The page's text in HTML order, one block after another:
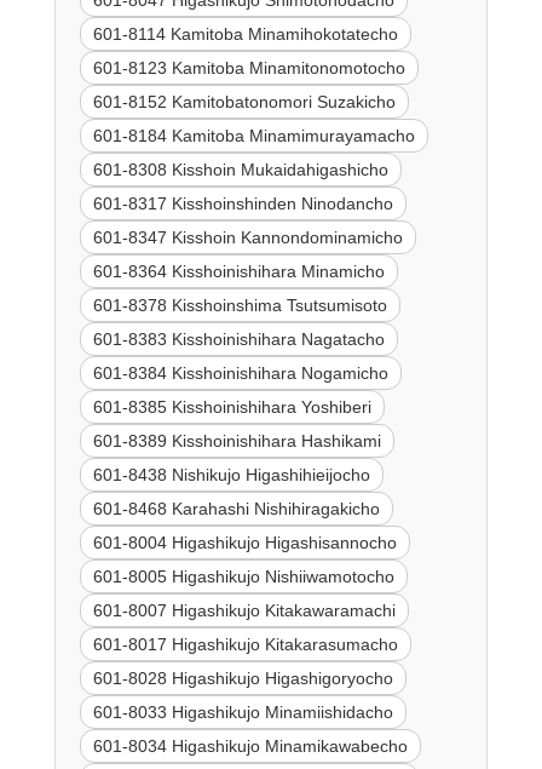
601-8114 Kamitoba Minamihokotatecho
601-8123 Kamitoba Minamitonomotocho
601-8152 Kamitobatonomori Suzakicho
601-8184 Kamitoba Minamimurayamacho
601-8308 Kisshoin Mukaidahigashicho
601-8317 Kisshoinshinden Ninodancho
601-8347 Kisshoin Kannondominamicho
601-8364 Kisshoinishihara Minamicho
601-8378 Kisshoinshima Tsutsumisoto
601-8383 Kisshoinishihara Nagatacho
601-8384 Kisshoinishihara Nogamicho
601-8385 Kisshoinishihara Yoshiberi
601-8389 Kisshoinishihara Hashikami
601-8438 Nishikujo Higashihieijocho
601-8468 Karahashi Nishihiragakicho
601-8004 Higashikujo Higashisannocho
601-8005 Higashikujo Nishiiwamotocho
601-8007 Higashikujo Kitakawaramachi
601-8017 Higashikujo Kitakarasumacho
601-8028 Higashikujo Higashigoryocho
601-8033 Higashikujo Minamiishidacho
601-8034 Higashikujo Minamikawabecho